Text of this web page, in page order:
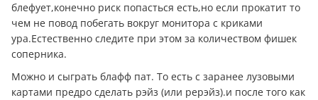
блефует,конечно риск попасться есть,но если прокатит то
чем не повод побегать вокруг монитора с криками
ура.Естественно следите при этом за количеством фишек
соперника.
Можно и сыграть блафф пат. То есть с заранее лузовыми
картами предро сделать рэйз (или рерэйз).и после того как